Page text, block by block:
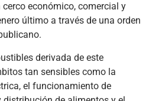
económico, comercial y
último a través de una orden
derivada de este
tan sensibles como la
el funcionamiento de